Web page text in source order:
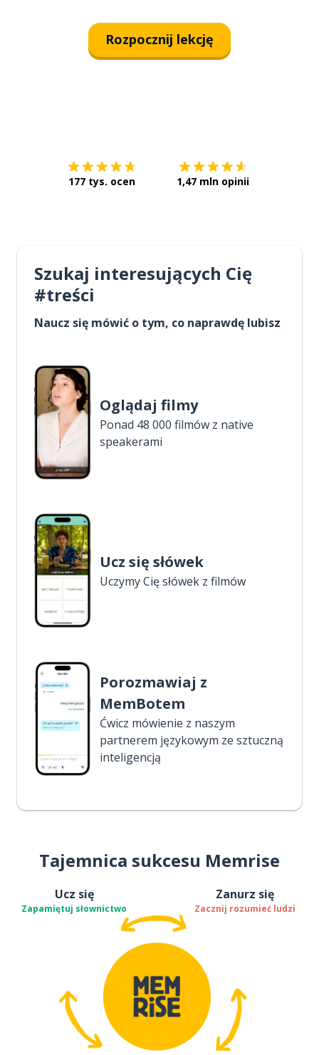
Rozpocznij lekcję
177 tys. ocen 1,47 mln opinii
Szukaj interesujących Cię
#treści
Naucz się mówić o tym, co naprawdę lubisz
Oglądaj filmy
Ponad 48 000 filmów z native
speakerami
Ucz się słówek
Uczymy Cię słówek z filmów
Porozmawiaj z
MemBotem
Ćwicz mówienie z naszym
partnerem językowym ze sztuczną
inteligencją
Tajemnica sukcesu Memrise
Ucz się
Zapamiętuj słownictwo
Zanurz się
Zacznij rozumieć ludzi